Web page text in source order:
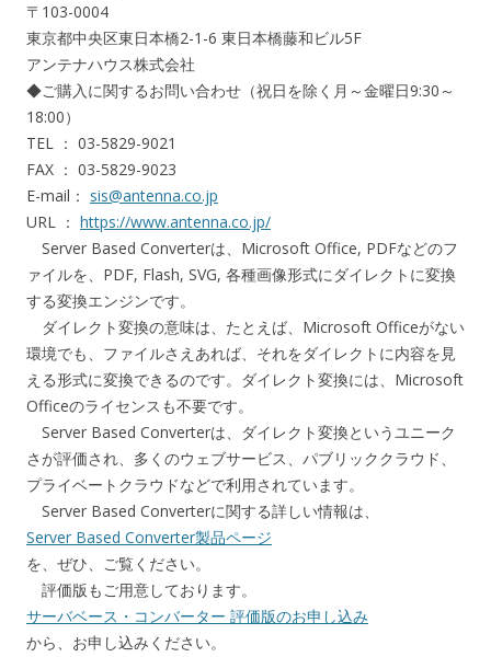
〒103-0004
東京都中央区東日本橋2-1-6 東日本橋藤和ビル5F
アンテナハウス株式会社
◆ご購入に関するお問い合わせ（祝日を除く月～金曜日9:30～
18:00）
TEL ： 03-5829-9021
FAX ： 03-5829-9023
E-mail： sis@antenna.co.jp
URL ： https://www.antenna.co.jp/
Server Based Converterは、Microsoft Office, PDFなどのフ
ァイルを、PDF, Flash, SVG, 各種画像形式にダイレクトに変換
する変換エンジンです。
ダイレクト変換の意味は、たとえば、Microsoft Officeがない
環境でも、ファイルさえあれば、それをダイレクトに内容を見
える形式に変換できるのです。ダイレクト変換には、Microsoft
Officeのライセンスも不要です。
Server Based Converterは、ダイレクト変換というユニーク
さが評価され、多くのウェブサービス、パブリッククラウド、
プライベートクラウドなどで利用されています。
Server Based Converterに関する詳しい情報は、
Server Based Converter製品ページ
を、ぜひ、ご覧ください。
評価版もご用意しております。
サーバベース・コンバーター 評価版のお申し込み
から、お申し込みください。